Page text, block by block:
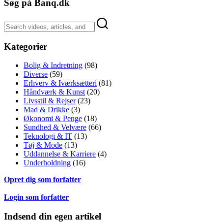
Søg på Banq.dk
Kategorier
Bolig & Indretning (98)
Diverse (59)
Erhverv & Iværksætteri (81)
Håndværk & Kunst (20)
Livsstil & Rejser(23)
Mad & Drikke (3)
Økonomi & Penge (18)
Sundhed & Velvære (66)
Teknologi & IT (13)
Tøj & Mode (13)
Uddannelse & Karriere (4)
Underholdning (16)
Opret dig som forfatter
Login som forfatter
Indsend din egen artikel